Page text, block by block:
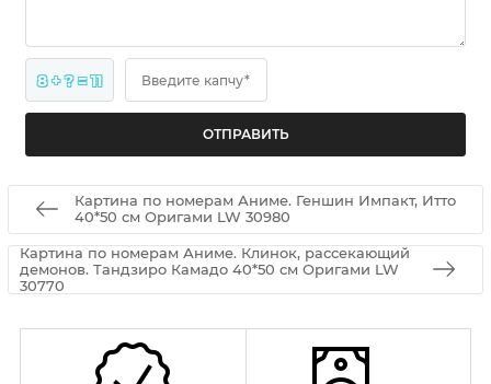
8 + ? = 11 Введите капчу*
Картина по номерам Аниме. Геншин Импакт, Итто
40*50 см Оригами LW 30980
Картина по номерам Аниме. Клинок, рассекающий
демонов. Тандзиро Камадо 40*50 см Оригами LW
30770